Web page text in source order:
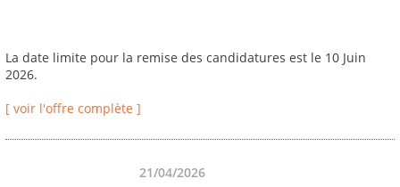
La date limite pour la remise des candidatures est le 10 Juin
2026.
[ voir l'offre complète ]
21/04/2026